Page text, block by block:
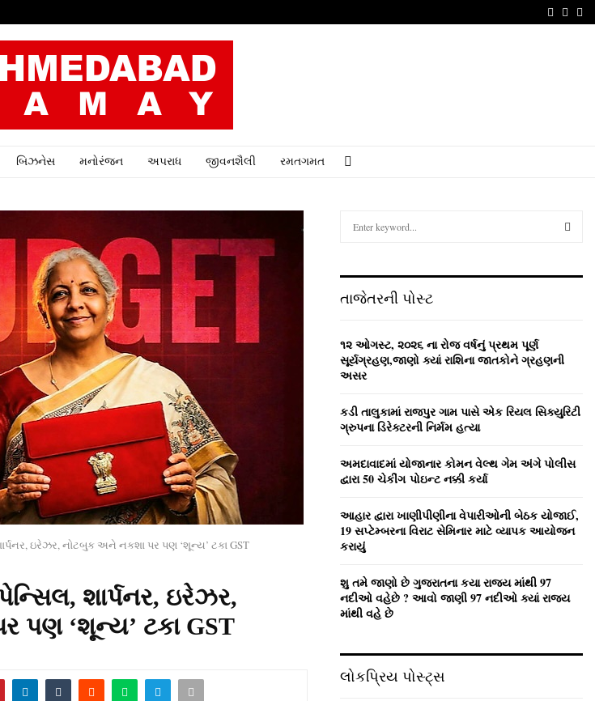
બિઝનેસ મનોરંજન અપરાધ જીવનશૈલી રમતગમત
શાર્પનર, ઇરેઝર, નોટબુક અને નકશા પર પણ ‘શૂન્ય’ ટકા GST
પેન્સિલ, શાર્પનર, ઇરેઝર,
પણ ‘શૂન્ય’ ટકા GST
h
o
r
:
H
તાજેતરની પોસ્ટ
૧૨ ઓગસ્ટ, ૨૦૨૬ ના રોજ વર્ષનું પ્રથમ પૂર્ણ
સૂર્યગ્રહણ,જાણો ક્યાં રાશિના જાતકોને ગ્રહણની
અસર
કડી તાલુકામાં રાજપુર ગામ પાસે એક રિયલ સિક્યુરિટી
ગ્રુપના ડિરેક્ટરની નિર્મમ હત્યા
અમદાવાદમાં યોજાનાર કોમન વેલ્‍થ ગેમ અંગે પોલીસ
દ્વારા 50 ચેકીંગ પોઇન્‍ટ નક્કી કર્યા
આહાર દ્વારા ખાણીપીણીના વેપારીઓની બેઠક યોજાઈ,
19 સપ્ટેમ્બરના વિરાટ સેમિનાર માટે વ્યાપક આયોજન
કરાયું
શુ તમે જાણો છે ગુજરાતના કયા રાજ્ય માંથી 97
નદીઓ વહેછે ? આવો જાણી 97 નદીઓ ક્યાં રાજ્ય
માંથી વહે છે
લોકપ્રિય પોસ્ટ્સ